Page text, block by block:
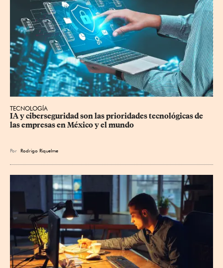
TECNOLOGÍA
IA y ciberseguridad son las prioridades tecnológicas de
las empresas en México y el mundo
Por Rodrigo Riquelme